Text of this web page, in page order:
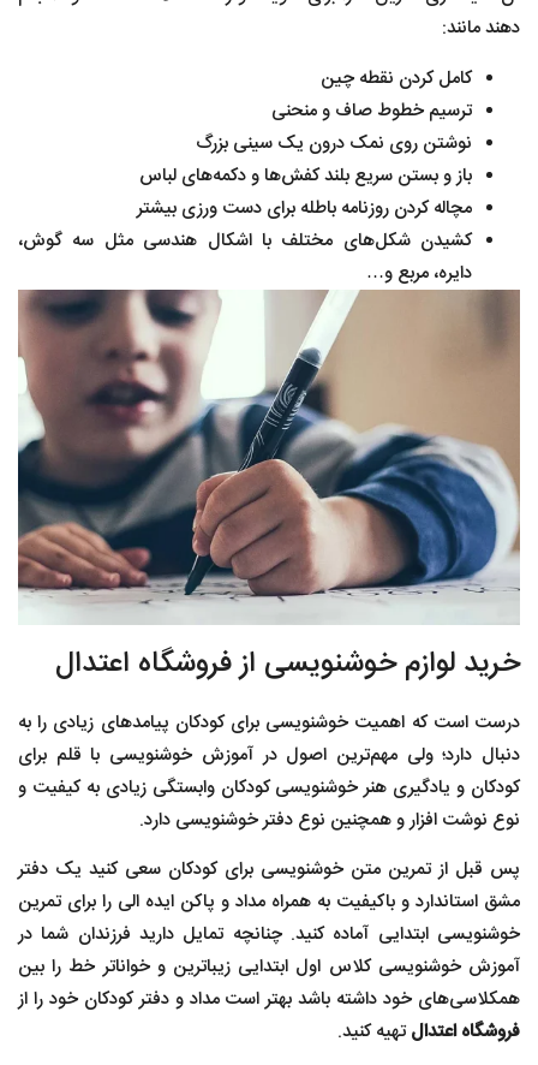
دهند مانند:
کامل کردن نقطه چین
ترسیم خطوط صاف و منحنی
نوشتن روی نمک درون یک سینی بزرگ
باز و بستن سریع بلند کفش‌ها و دکمه‌های لباس
مچاله کردن روزنامه باطله برای دست ورزی بیشتر
کشیدن شکل‌های مختلف با اشکال هندسی مثل سه گوش،
دایره، مربع و…
خرید لوازم خوشنویسی از فروشگاه اعتدال
درست است که اهمیت خوشنویسی برای کودکان پیامدهای زیادی را به
دنبال دارد؛ ولی مهم‌ترین اصول در آموزش خوشنویسی با قلم برای
کودکان و یادگیری هنر خوشنویسی کودکان وابستگی زیادی به کیفیت و
نوع نوشت افزار و همچنين نوع دفتر خوشنویسی دارد‌.
پس قبل از تمرین متن خوشنویسی برای کودکان سعی کنید یک دفتر
مشق استاندارد و باکیفیت به همراه مداد و پاکن ایده الی را برای تمرین
خوشنویسی ابتدایی آماده کنید. چنانچه تمایل دارید فرزندان شما در
آموزش خوشنویسی کلاس اول ابتدایی زیباترین و خواناتر خط را بین
همکلاسی‌های خود داشته باشد بهتر است مداد و دفتر کودکان خود را از
فروشگاه اعتدالتهیه کنید.